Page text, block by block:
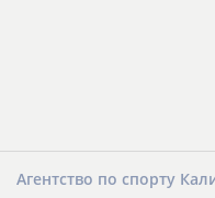
Агентство по спорту